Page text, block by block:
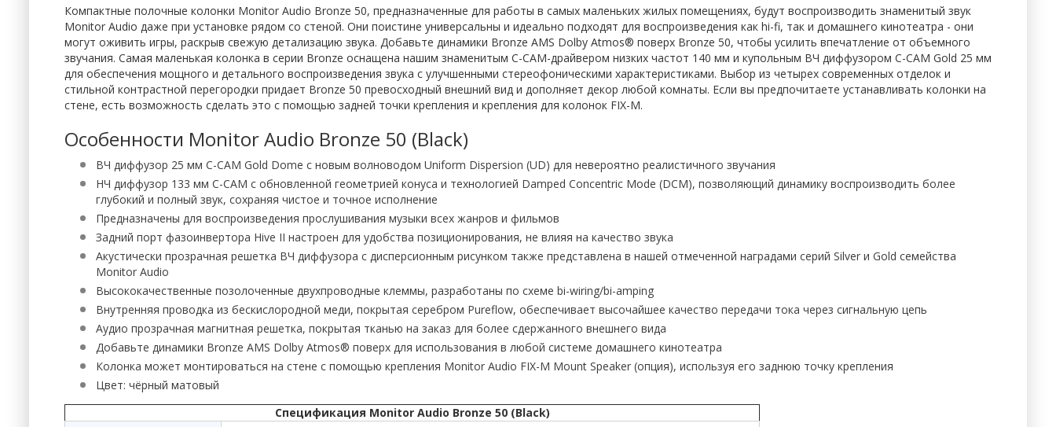
Компактные полочные колонки Monitor Audio Bronze 50, предназначенные для работы в самых маленьких жилых помещениях, будут воспроизводить знаменитый звук
Monitor Audio даже при установке рядом со стеной. Они поистине универсальны и идеально подходят для воспроизведения как hi-fi, так и домашнего кинотеатра - они
могут оживить игры, раскрыв свежую детализацию звука. Добавьте динамики Bronze AMS Dolby Atmos® поверх Bronze 50, чтобы усилить впечатление от объемного
звучания. Самая маленькая колонка в серии Bronze оснащена нашим знаменитым C-CAM-драйвером низких частот 140 мм и купольным ВЧ диффузором C-CAM Gold 25 мм
для обеспечения мощного и детального воспроизведения звука с улучшенными стереофоническими характеристиками. Выбор из четырех современных отделок и
стильной контрастной перегородки придает Bronze 50 превосходный внешний вид и дополняет декор любой комнаты. Если вы предпочитаете устанавливать колонки на
стене, есть возможность сделать это с помощью задней точки крепления и крепления для колонок FIX-M.
Особенности Monitor Audio Bronze 50 (Black)
ВЧ диффузор 25 мм C-CAM Gold Dome с новым волноводом Uniform Dispersion (UD) для невероятно реалистичного звучания
НЧ диффузор 133 мм C-CAM с обновленной геометрией конуса и технологией Damped Concentric Mode (DCM), позволяющий динамику воспроизводить более
глубокий и полный звук, сохраняя чистое и точное исполнение
Предназначены для воспроизведения прослушивания музыки всех жанров и фильмов
Задний порт фазоинвертора Hive II настроен для удобства позиционирования, не влияя на качество звука
Акустически прозрачная решетка ВЧ диффузора с дисперсионным рисунком также представлена ​​в нашей отмеченной наградами серий Silver и Gold семейства
Monitor Audio
Высококачественные позолоченные двухпроводные клеммы, разработаны по схеме bi-wiring/bi-amping
Внутренняя проводка из бескислородной меди, покрытая серебром Pureflow, обеспечивает высочайшее качество передачи тока через сигнальную цепь
Аудио прозрачная магнитная решетка, покрытая тканью на заказ для более сдержанного внешнего вида
Добавьте динамики Bronze AMS Dolby Atmos® поверх для использования в любой системе домашнего кинотеатра
Колонка может монтироваться на стене с помощью крепления Monitor Audio FIX-M Mount Speaker (опция), используя его заднюю точку крепления
Цвет: чёрный матовый
Спецификация Monitor Audio Bronze 50 (Black)